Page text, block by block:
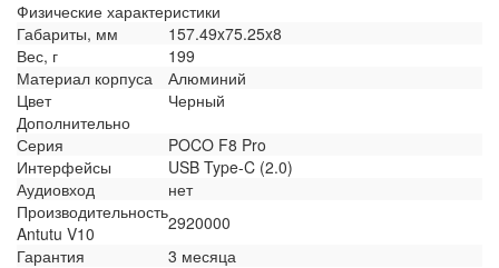
Физические характеристики
Габариты, мм
157.49x75.25x8
Вес, г
199
Материал корпуса
Алюминий
Цвет
Черный
Дополнительно
Серия
POCO F8 Pro
Интерфейсы
USB Type-C (2.0)
Аудиовход
нет
Производительность
Antutu V10
2920000
Гарантия
3 месяца